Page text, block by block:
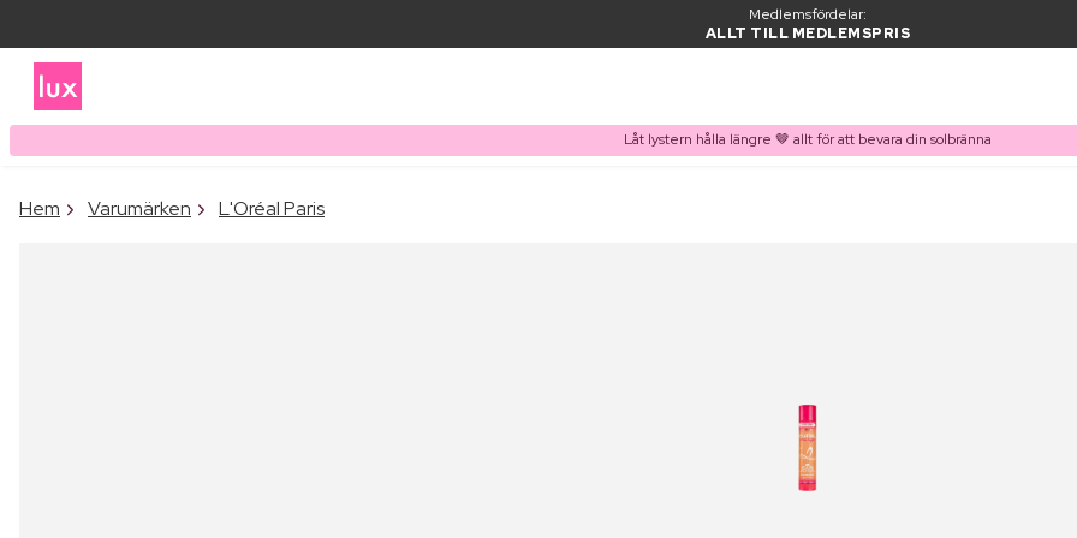
Medlemsfördelar:
ALLT TILL MEDLEMSPRIS
Låt lystern hålla längre 🤎 allt för att bevara din solbränna
Hem Varumärken L'Oréal Paris